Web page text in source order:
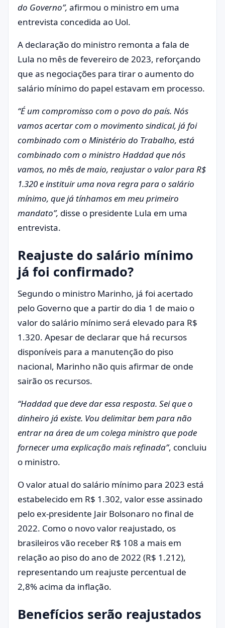
do Governo”, afirmou o ministro em uma
entrevista concedida ao Uol.
A declaração do ministro remonta a fala de
Lula no mês de fevereiro de 2023, reforçando
que as negociações para tirar o aumento do
salário mínimo do papel estavam em processo.
“É um compromisso com o povo do país. Nós
vamos acertar com o movimento sindical, já foi
combinado com o Ministério do Trabalho, está
combinado com o ministro Haddad que nós
vamos, no mês de maio, reajustar o valor para R$
1.320 e instituir uma nova regra para o salário
mínimo, que já tínhamos em meu primeiro
mandato”, disse o presidente Lula em uma
entrevista.
Reajuste do salário mínimo
já foi confirmado?
Segundo o ministro Marinho, já foi acertado
pelo Governo que a partir do dia 1 de maio o
valor do salário mínimo será elevado para R$
1.320. Apesar de declarar que há recursos
disponíveis para a manutenção do piso
nacional, Marinho não quis afirmar de onde
sairão os recursos.
“Haddad que deve dar essa resposta. Sei que o
dinheiro já existe. Vou delimitar bem para não
entrar na área de um colega ministro que pode
fornecer uma explicação mais refinada”, concluiu
o ministro.
O valor atual do salário mínimo para 2023 está
estabelecido em R$ 1.302, valor esse assinado
pelo ex-presidente Jair Bolsonaro no final de
2022. Como o novo valor reajustado, os
brasileiros vão receber R$ 108 a mais em
relação ao piso do ano de 2022 (R$ 1.212),
representando um reajuste percentual de
2,8% acima da inflação.
Benefícios serão reajustados